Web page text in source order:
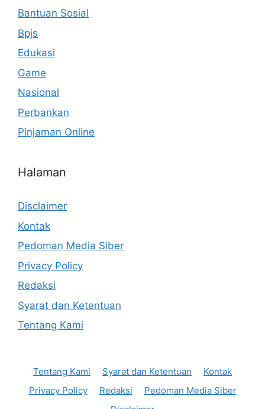
Bantuan Sosial
Bpjs
Edukasi
Game
Nasional
Perbankan
Pinjaman Online
Halaman
Disclaimer
Kontak
Pedoman Media Siber
Privacy Policy
Redaksi
Syarat dan Ketentuan
Tentang Kami
Tentang Kami Syarat dan Ketentuan
Kontak
Privacy Policy
Redaksi
Pedoman Media Siber